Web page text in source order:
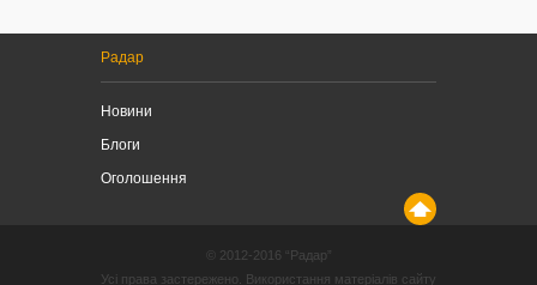
Радар
Новини
Блоги
Оголошення
© 2012-2016 “Радар”
Усі права застережено. Використання матеріалів сайту